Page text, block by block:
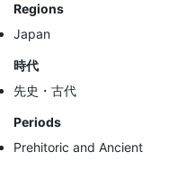
Regions
Japan
時代
先史・古代
Periods
Prehitoric and Ancient